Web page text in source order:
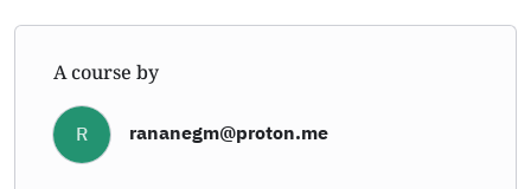
A course by
R rananegm@proton.me